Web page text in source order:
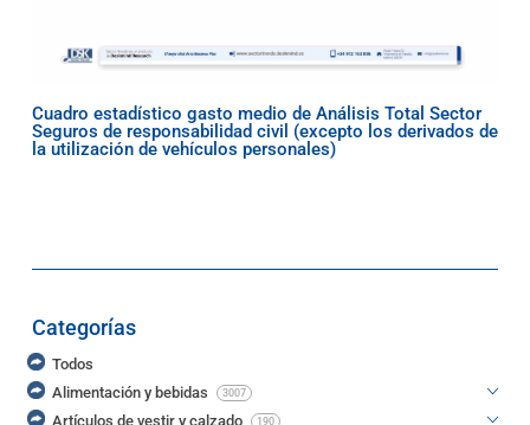
Cuadro estadístico gasto medio de Análisis Total Sector
Seguros de responsabilidad civil (excepto los derivados de
la utilización de vehículos personales)
Categorías
Todos
Alimentación y bebidas
3007
Artículos de vestir y calzado 190